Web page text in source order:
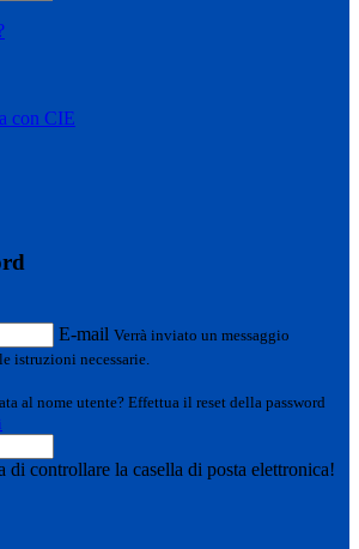
con CIE
E-mail Verrà inviato un messaggio
istruzioni necessarie.
al nome utente? Effettua il reset della password
di controllare la casella di posta elettronica!